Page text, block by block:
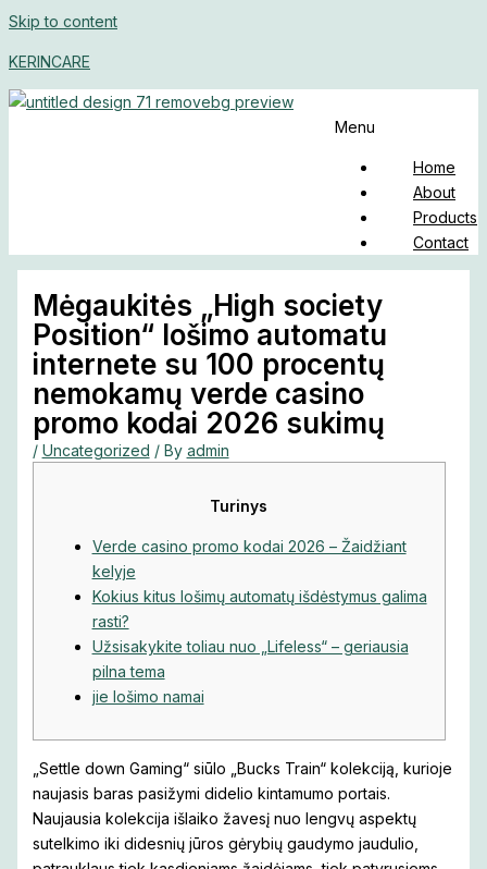
Skip to content
KERINCARE
Menu
Home
About
Products
Contact
Mėgaukitės „High society
Position“ lošimo automatu
internete su 100 procentų
nemokamų verde casino
promo kodai 2026 sukimų
/ Uncategorized / By admin
Turinys
Verde casino promo kodai 2026 – Žaidžiant
kelyje
Kokius kitus lošimų automatų išdėstymus galima
rasti?
Užsisakykite toliau nuo „Lifeless“ – geriausia
pilna tema
jie lošimo namai
„Settle down Gaming“ siūlo „Bucks Train“ kolekciją, kurioje
naujasis baras pasižymi didelio kintamumo portais.
Naujausia kolekcija išlaiko žavesį nuo lengvų aspektų
sutelkimo iki didesnių jūros gėrybių gaudymo jaudulio,